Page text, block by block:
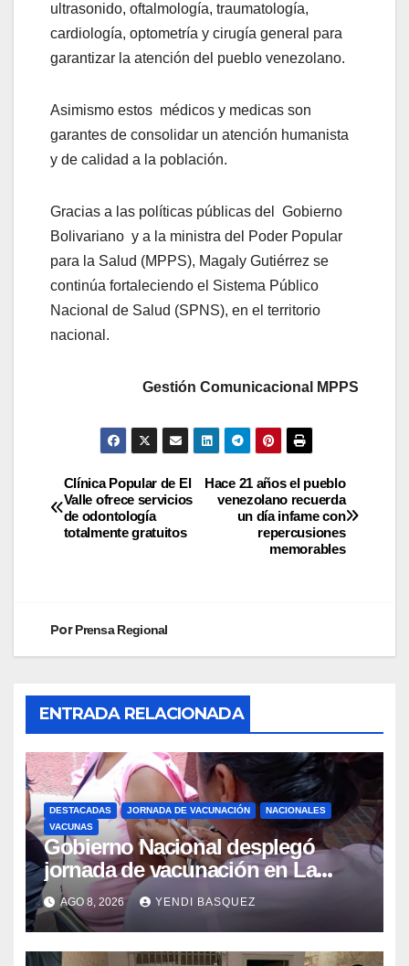
ultrasonido, oftalmología, traumatología,
cardiología, optometría y cirugía general para
garantizar la atención del pueblo venezolano.
Asimismo estos médicos y medicas son
garantes de consolidar un atención humanista
y de calidad a la población.
Gracias a las políticas públicas del Gobierno
Bolivariano y a la ministra del Poder Popular
para la Salud (MPPS), Magaly Gutiérrez se
continúa fortaleciendo el Sistema Público
Nacional de Salud (SPNS), en el territorio
nacional.
Gestión Comunicacional MPPS
Hace 21 años el pueblo
venezolano recuerda
un día infame con
repercusiones
memorables
Clínica Popular de El
Valle ofrece servicios
de odontología
totalmente gratuitos
PorPrensa Regional
ENTRADA RELACIONADA
DESTACADAS JORNADA DE VACUNACIÓN
NACIONALES
VACUNAS
Gobierno Nacional desplegó
jornada de vacunación en La
Guaira para garantizar protección
epidemiológica
AGO 8, 2026 YENDI BASQUEZ